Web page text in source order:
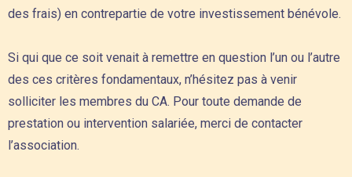
des frais) en contrepartie de votre investissement bénévole.
Si qui que ce soit venait à remettre en question l’un ou l’autre
des ces critères fondamentaux, n’hésitez pas à venir
solliciter les membres du CA. Pour toute demande de
prestation ou intervention salariée, merci de contacter
l’association.